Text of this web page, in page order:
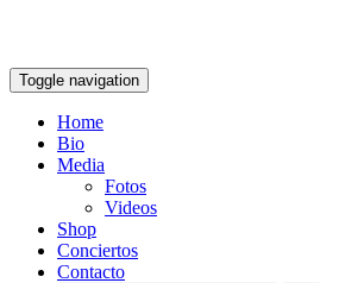
Toggle navigation
Home
Bio
Media
Fotos
Videos
Shop
Conciertos
Contacto